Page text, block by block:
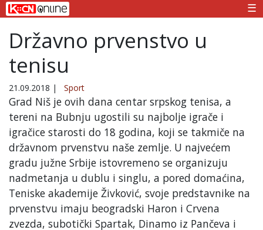
☰
Državno prvenstvo u
tenisu
21.09.2018 | Sport
Grad Niš je ovih dana centar srpskog tenisa, a
tereni na Bubnju ugostili su najbolje igrače i
igračice starosti do 18 godina, koji se takmiče na
državnom prvenstvu naše zemlje. U najvećem
gradu južne Srbije istovremeno se organizuju
nadmetanja u dublu i singlu, a pored domaćina,
Teniske akademije Živković, svoje predstavnike na
prvenstvu imaju beogradski Haron i Crvena
zvezda, subotički Spartak, Dinamo iz Pančeva i